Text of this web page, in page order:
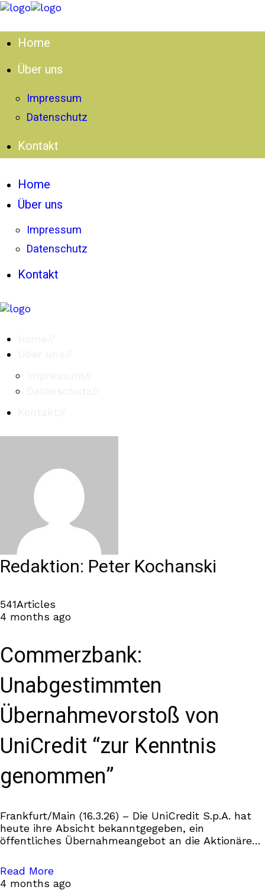
Home
Über uns
Impressum
Datenschutz
Kontakt
Home
Über uns
Impressum
Datenschutz
Kontakt
Redaktion: Peter Kochanski
541Articles
4 months ago
Commerzbank:
Unabgestimmten
Übernahmevorstoß von
UniCredit “zur Kenntnis
genommen”
Frankfurt/Main (16.3.26) – Die UniCredit S.p.A. hat
heute ihre Absicht bekanntgegeben, ein
öffentliches Übernahmeangebot an die Aktionäre
Commerzbank-Aktien abzugeben. Die
Commerzbank nimmt diese Mitteilung
Read More
4 months ago